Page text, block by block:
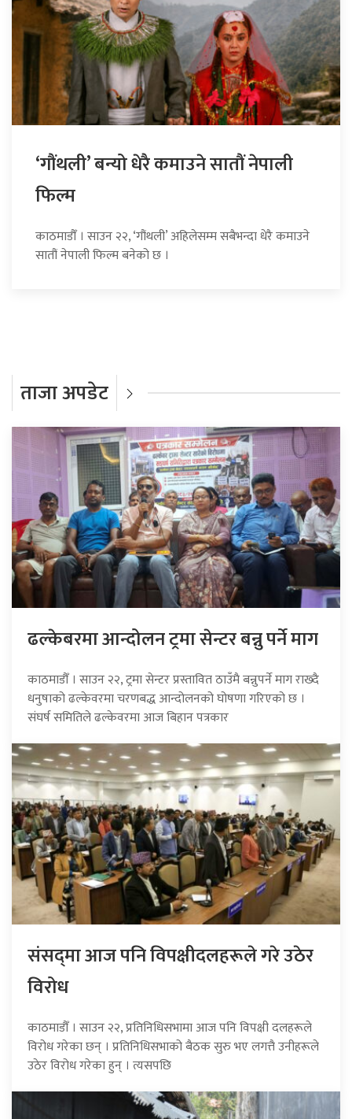
‘गौंथली’ बन्यो धेरै कमाउने सातौं नेपाली
फिल्म
काठमाडौँ । साउन २२, ‘गौंथली’ अहिलेसम्म सबैभन्दा धेरै कमाउने
सातौं नेपाली फिल्म बनेको छ ।
ताजा अपडेट
ढल्केबरमा आन्दोलन ट्रमा सेन्टर बन्नु पर्ने माग
काठमाडौँ । साउन २२, ट्रमा सेन्टर प्रस्तावित ठाउँमै बन्नुपर्ने माग राख्दै
धनुषाको ढल्केवरमा चरणबद्ध आन्दोलनको घोषणा गरिएको छ ।
संघर्ष समितिले ढल्केवरमा आज बिहान पत्रकार
संसद्‍मा आज पनि विपक्षीदलहरूले गरे उठेर
विरोध
काठमाडौँ । साउन २२, प्रतिनिधिसभामा आज पनि विपक्षी दलहरूले
विरोध गरेका छन् । प्रतिनिधिसभाको बैठक सुरु भए लगत्तै उनीहरूले
उठेर विरोध गरेका हुन् । त्यसपछि